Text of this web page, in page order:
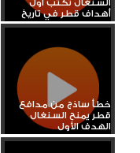
السنغال تكتب أول
أهداف قطر في تاريخ
المونديال
خطأ ساذج من مدافع
قطر يمنح السنغال
الهدف الأول